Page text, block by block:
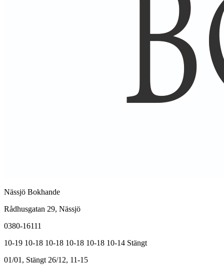
Nässjö Bokhande
Rådhusgatan 29, Nässjö
0380-16111
10-19 10-18 10-18 10-18 10-18 10-14 Stängt
01/01, Stängt 26/12, 11-15